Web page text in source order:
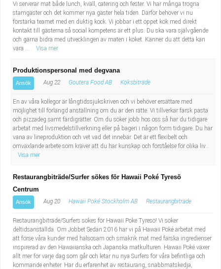
Vi serverar mat både lunch, kväll, catering och fester. Vi har många trogna
stamgäster och det kommer nya gäster hela tiden. Därför behöver vi nu
förstärka teamet med en duktig kock. Vi jobbar i ett öppet kök med direkt
kontakt till gästerna så social kompetens är ett plus. Du ska vara självgående
och gärna bidra med utvecklingen av maten i köket. Känner du att detta kan
vara ...
Visa mer
Produktionspersonal med degvana
Ansök Aug 22 Goutera Food AB Köksbiträde
En av våra kollegor är långtidssjukskriven och vi behöver ersättare med
möjlighet till förlängd anställning om du är den rätte. Vi tillverkar färsk pasta
och pizzadeg samt färdigrätter. Om du söker jobb hos oss så har du tidigare
arbetat med livsmedelstillverkning eller på bageri i någon form tidigare. Du har
vana av lineproduktion och vet vad det innebär. Det är ett flexibelt och
omväxlande arbete som kräver att du har kunskap och förståelse för olika liv...
Visa mer
Restaurangbiträde/Surfer sökes för Hawaii Poké Tyresö
Centrum
Ansök Aug 20 Hawaii Poké Stockholm AB Restaurangbiträde
Restaurangbiträde/Surfers sökes för Hawaii Poke Tyresö! Vi söker
deltidsanställda. Om Jobbet Sedan 2016 har vi på Hawaii Poké arbetat med
att förse våra kunder med hälsosam och smakrik mat med färska ingredienser
inspirerad av den Hawaiianska och Japanska matkulturen. Hawaii Poké växer
allt mer för varje dag som går och letar nu nya Surfers för våra befintliga och
kommande enheter. Har du erfarenhet av restaurang, snabbmatskedja,